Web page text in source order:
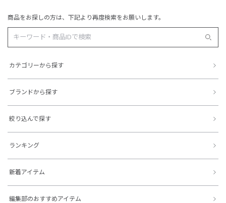
商品をお探しの方は、下記より再度検索をお願いします。
カテゴリーから探す
ブランドから探す
絞り込んで探す
ランキング
新着アイテム
編集部のおすすめアイテム